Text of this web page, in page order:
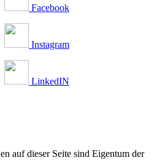
Facebook
Instagram
LinkedIN
auf dieser Seite sind Eigentum der